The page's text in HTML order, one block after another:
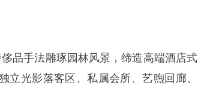
品手法雕琢园林风景，缔造高端酒店式
立光影落客区、私属会所、艺煦回廊、